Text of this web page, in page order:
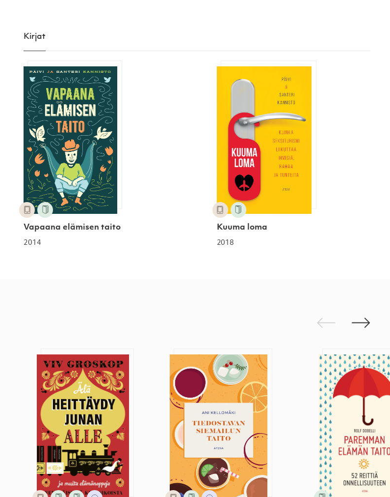
Kirjat
Vapaana elämisen taito
Vapaana elämisen taito
2014
Kuuma loma
2018
EdellinenSeuraava
Älä heittäydy junan alle Tiedostavan siemailun taito Paremman